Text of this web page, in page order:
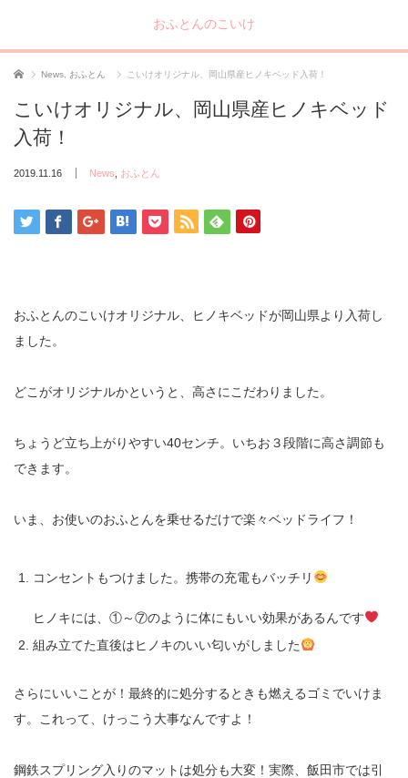
おふとんのこいけ
ホーム News おふとん こいけオリジナル、岡山県産ヒノキベッド入荷！
こいけオリジナル、岡山県産ヒノキベッド
入荷！
2019.11.16 News おふとん
おふとんのこいけオリジナル、ヒノキベッドが岡山県より入荷し
ました。
どこがオリジナルかというと、高さにこだわりました。
ちょうど立ち上がりやすい40センチ。いちお３段階に高さ調節も
できます。
いま、お使いのおふとんを乗せるだけで楽々ベッドライフ！
コンセントもつけました。携帯の充電もバッチリ
ヒノキには、①～⑦のように体にもいい効果があるんです
組み立てた直後はヒノキのいい匂いがしました
さらにいいことが！最終的に処分するときも燃えるゴミでいけま
す。これって、けっこう大事なんですよ！
鋼鉄スプリング入りのマットは処分も大変！実際、飯田市では引